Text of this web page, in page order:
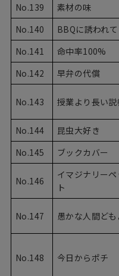
No.139
素材の味
No.140
BBQに誘われて
No.141
命中率100%
No.142
早弁の代償
No.143 授業より長い説
No.144
昆虫大好き
No.145
ブックカバー
No.146
イマジナリーペ
ト
No.147 愚かな人間ども
No.148 今日からポチ